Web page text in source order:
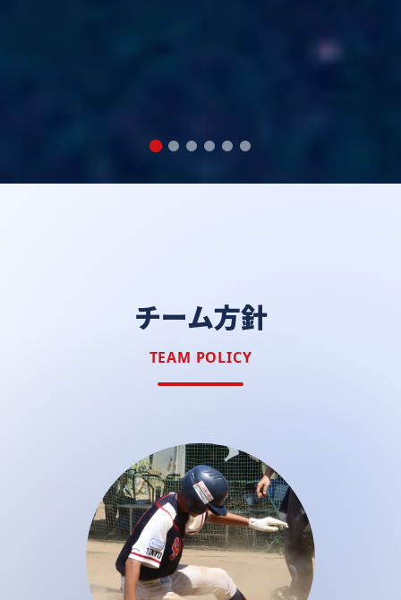
チーム方針
TEAM POLICY